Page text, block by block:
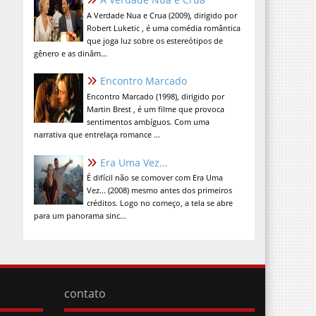
A Verdade Nua e Crua (2009), dirigido por
Robert Luketic , é uma comédia romântica
que joga luz sobre os estereótipos de
gênero e as dinâm...
Encontro Marcado
Encontro Marcado (1998), dirigido por
Martin Brest , é um filme que provoca
sentimentos ambíguos. Com uma
narrativa que entrelaça romance ...
Era Uma Vez...
É difícil não se comover com Era Uma
Vez... (2008) mesmo antes dos primeiros
créditos. Logo no começo, a tela se abre
para um panorama sinc...
contato